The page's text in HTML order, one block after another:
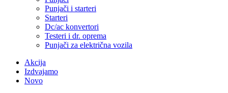
Punjači i starteri
Starteri
Dc/ac konvertori
Testeri i dr. oprema
Punjači za električna vozila
Akcija
Izdvajamo
Novo